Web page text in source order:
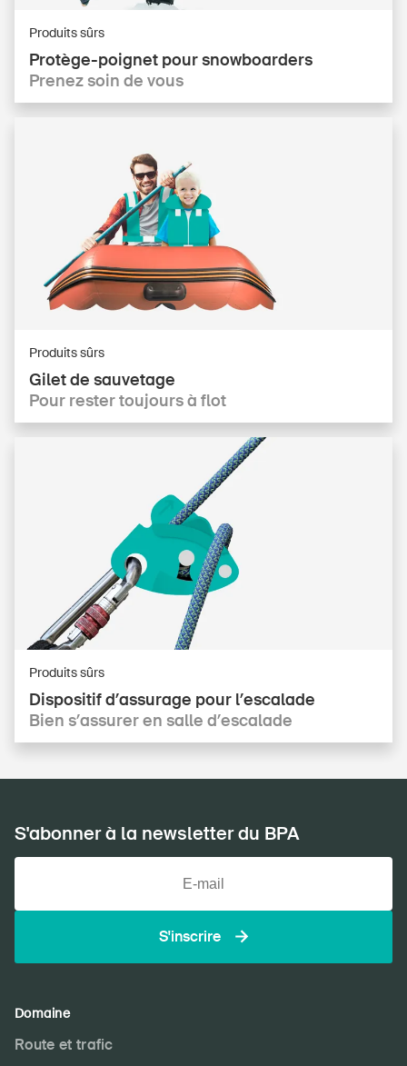
EN
Page d'accueil
S'abonner à la newsletter
Protège-poignet pour snowboarders
Prenez soin de vous
Produits sûrs
Gilet de sauvetage
Pour rester toujours à flot
Produits sûrs
Dispositif d’assurage pour l’escalade
Bien s’assurer en salle d’escalade
Produits sûrs
S'abonner à la newsletter du BPA
S'inscrire
Domaine
Route et trafic